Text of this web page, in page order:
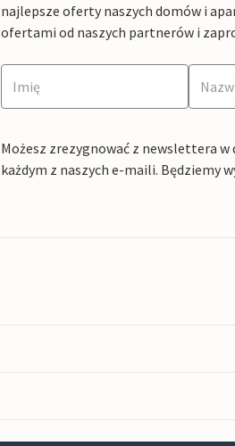
najlepsze oferty naszych domów i
ofertami od naszych partnerów i
Możesz zrezygnować z newslettera
każdym z naszych e-maili. Będziemy